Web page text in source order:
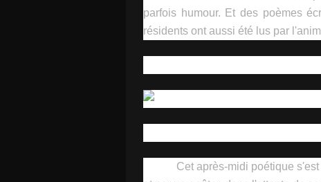
parfois humour. Et des poèmes
résidents ont aussi été lus par
Cet après-midi poétique